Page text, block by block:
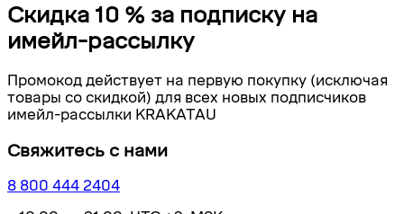
Скидка 10 % за подписку на
имейл-рассылку
Промокод действует на первую покупку (исключая
товары со скидкой) для всех новых подписчиков
имейл-рассылки KRAKATAU
Свяжитесь с нами
8 800 444 2404